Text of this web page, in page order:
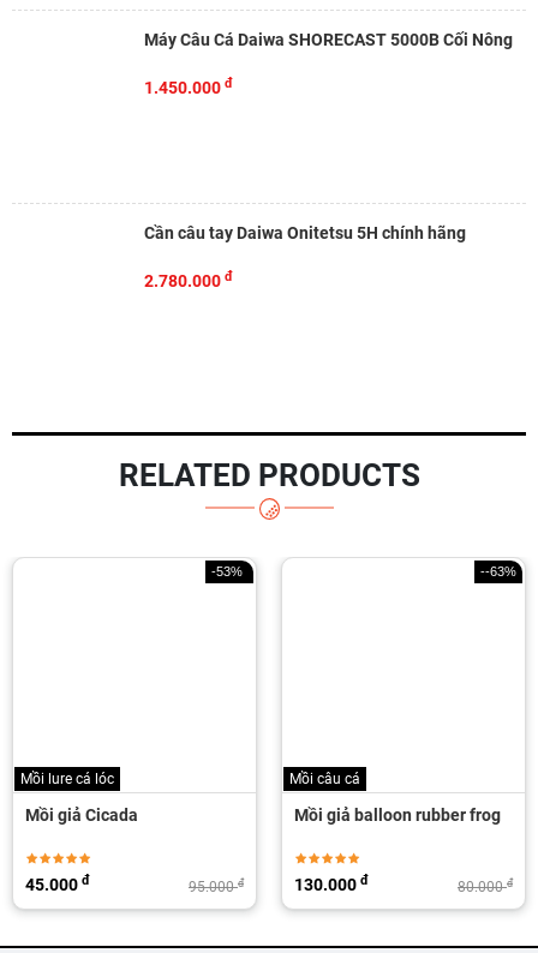
Máy Câu Cá Daiwa SHORECAST 5000B Cối Nông
1.450.000 đ
Cần câu tay Daiwa Onitetsu 5H chính hãng
2.780.000 đ
RELATED PRODUCTS
-53%
Mồi lure cá lóc
Mồi giả Cicada
95.000đ
45.000 đ
--63%
Mồi câu cá
Mồi giả balloon rubber frog
80.000đ
130.000 đ